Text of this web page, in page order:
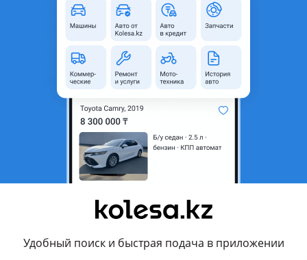
Удобный поиск и быстрая подача в приложении
Алматы, Алматинская
область
Б/y
Оригинальность
Оригинал
Комментарий продавца
Крыло заднее левое на трехдверый рав 4. В отличном
состоянии. Срезано по стойки вместе с подкрылком и
стаканом. Отдадим вместе с клыком, но нет в наличии
фендера — продан. Цена за одно крыло. Уточняйте
сторону. Уточняйте наличие. Работаем с регионами. Есть
возможность отправки наших запчастей В Киргизстан и